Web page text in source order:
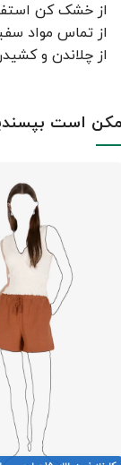
از خشک کن
از تماس مواد
از چلاندن و
است